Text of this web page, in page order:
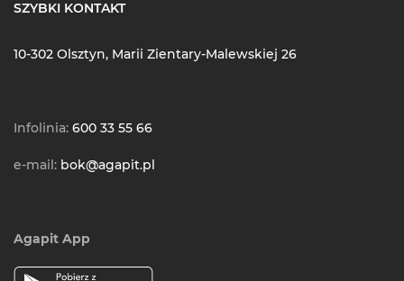
SZYBKI KONTAKT
10-302 Olsztyn, Marii Zientary-Malewskiej 26
Infolinia: 600 33 55 66
e-mail: bok@agapit.pl
Agapit App